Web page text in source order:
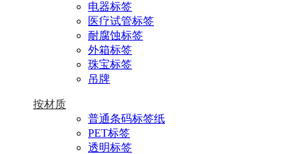
电器标签
医疗试管标签
耐腐蚀标签
外箱标签
珠宝标签
吊牌
按材质
普通条码标签纸
PET标签
透明标签